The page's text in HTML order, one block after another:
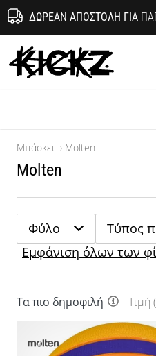
ΔΩΡΕΆΝ ΑΠΟΣΤΟΛΉ ΓΙΑ
KICKZ.gr
Μπάσκετ Molten
Molten
Φύλο Τύπος
Εμφάνιση όλων των
Τα πιο δημοφιλή Τιμή